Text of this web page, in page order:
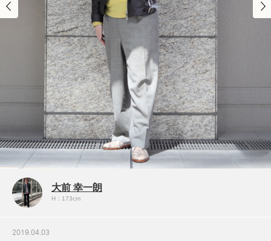
大前 幸一朗
H：173cm
2019.04.03